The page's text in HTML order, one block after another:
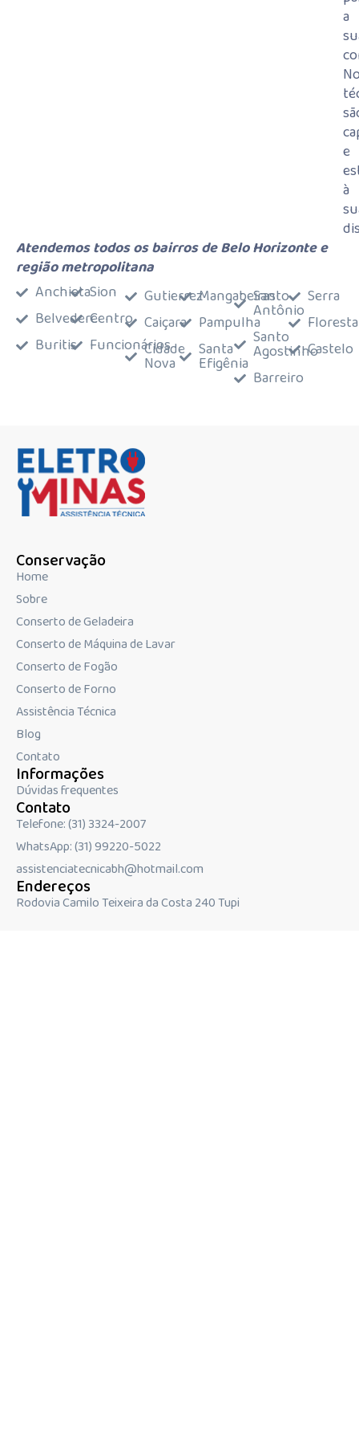
a
e
à
Atendemos todos os bairros de Belo Horizonte e
região metropolitana
Anchieta
Belvedere
Buritis
Sion
Centro
Funcionários
Gutierrez
Caiçara
Cidade
Nova
Mangabeiras
Pampulha
Santa
Efigênia
Santo
Antônio
Santo
Agostinho
Barreiro
Serra
Floresta
Castelo
Conservação
Home
Sobre
Conserto de Geladeira
Conserto de Máquina de Lavar
Conserto de Fogão
Conserto de Forno
Assistência Técnica
Blog
Contato
Informações
Dúvidas frequentes
Contato
Telefone: ‪(31) 3324-2007
WhatsApp: (31) 99220-5022
assistenciatecnicabh@hotmail.com
Endereços
Rodovia Camilo Teixeira da Costa 240 Tupi